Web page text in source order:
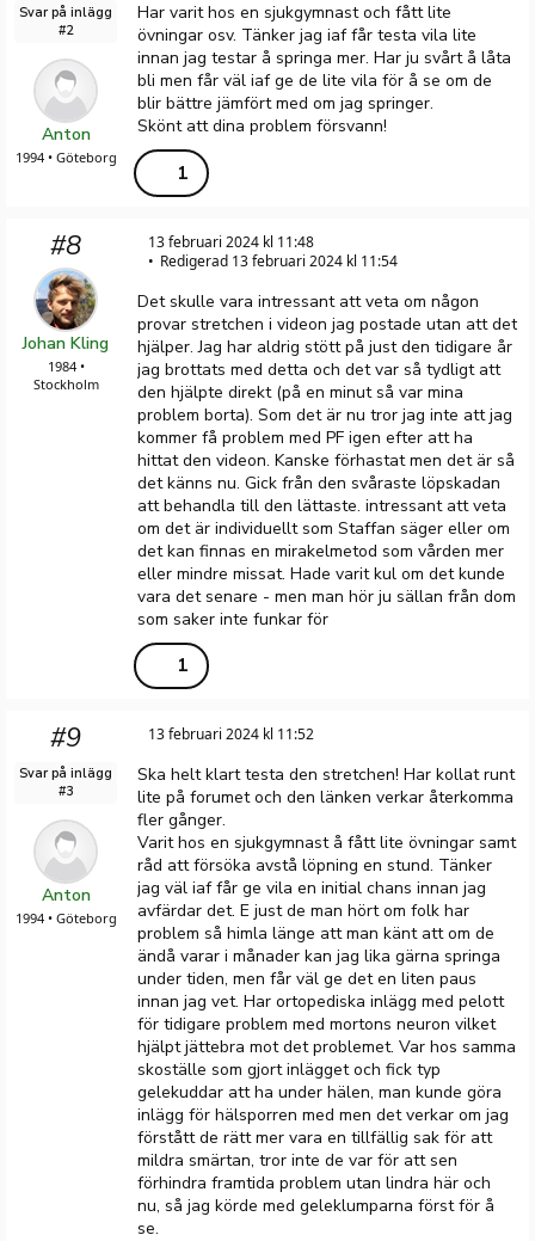
Svar på inlägg
#2
Anton
1994 • Göteborg
Har varit hos en sjukgymnast och fått lite
övningar osv. Tänker jag iaf får testa vila lite
innan jag testar å springa mer. Har ju svårt å låta
bli men får väl iaf ge de lite vila för å se om de
blir bättre jämfört med om jag springer.
Skönt att dina problem försvann!
1
#8
Johan Kling
1984 •
Stockholm
13 februari 2024 kl 11:48
Redigerad 13 februari 2024 kl 11:54
Det skulle vara intressant att veta om någon
provar stretchen i videon jag postade utan att det
hjälper. Jag har aldrig stött på just den tidigare år
jag brottats med detta och det var så tydligt att
den hjälpte direkt (på en minut så var mina
problem borta). Som det är nu tror jag inte att jag
kommer få problem med PF igen efter att ha
hittat den videon. Kanske förhastat men det är så
det känns nu. Gick från den svåraste löpskadan
att behandla till den lättaste. intressant att veta
om det är individuellt som Staffan säger eller om
det kan finnas en mirakelmetod som vården mer
eller mindre missat. Hade varit kul om det kunde
vara det senare - men man hör ju sällan från dom
som saker inte funkar för
1
#9
Svar på inlägg
#3
Anton
1994 • Göteborg
13 februari 2024 kl 11:52
Ska helt klart testa den stretchen! Har kollat runt
lite på forumet och den länken verkar återkomma
fler gånger.
Varit hos en sjukgymnast å fått lite övningar samt
råd att försöka avstå löpning en stund. Tänker
jag väl iaf får ge vila en initial chans innan jag
avfärdar det. E just de man hört om folk har
problem så himla länge att man känt att om de
ändå varar i månader kan jag lika gärna springa
under tiden, men får väl ge det en liten paus
innan jag vet. Har ortopediska inlägg med pelott
för tidigare problem med mortons neuron vilket
hjälpt jättebra mot det problemet. Var hos samma
skoställe som gjort inlägget och fick typ
gelekuddar att ha under hälen, man kunde göra
inlägg för hälsporren med men det verkar om jag
förstått de rätt mer vara en tillfällig sak för att
mildra smärtan, tror inte de var för att sen
förhindra framtida problem utan lindra här och
nu, så jag körde med geleklumparna först för å
se.